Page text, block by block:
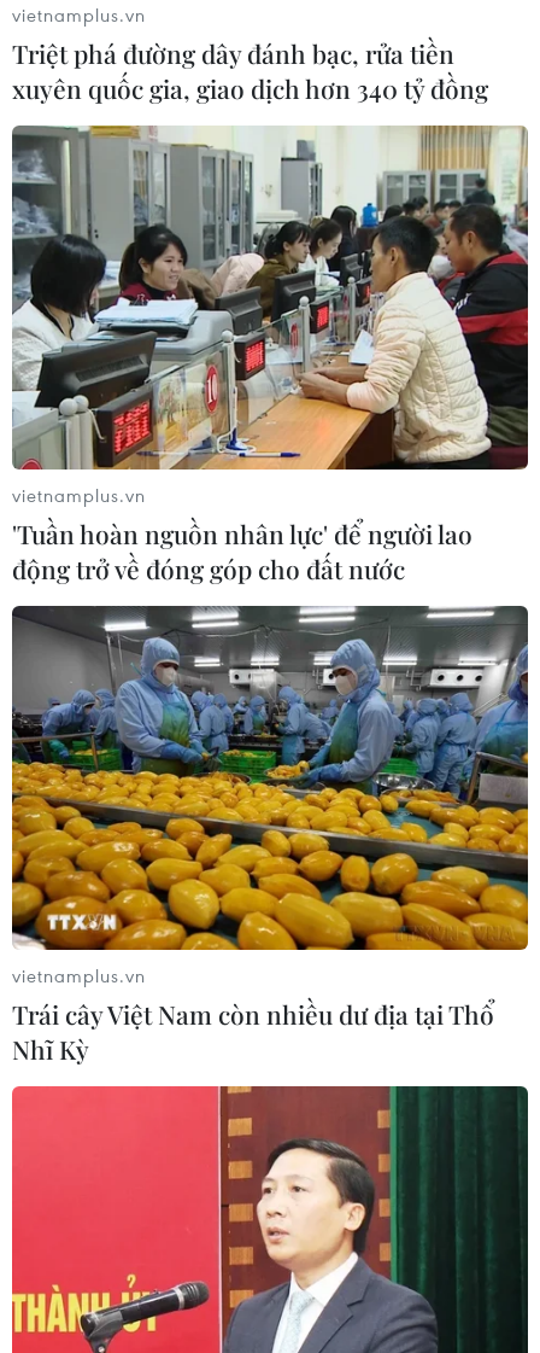
vietnamplus.vn
Triệt phá đường dây đánh bạc, rửa tiền
xuyên quốc gia, giao dịch hơn 340 tỷ đồng
vietnamplus.vn
'Tuần hoàn nguồn nhân lực' để người lao
động trở về đóng góp cho đất nước
vietnamplus.vn
Trái cây Việt Nam còn nhiều dư địa tại Thổ
Nhĩ Kỳ